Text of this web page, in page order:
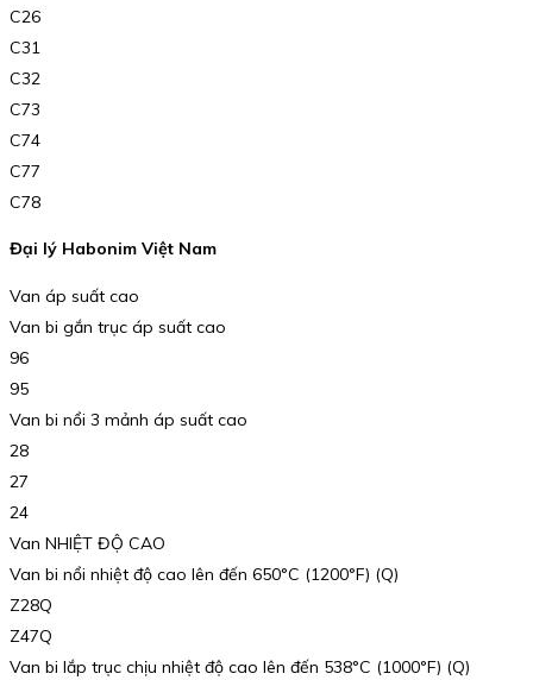
C26
C31
C32
C73
C74
C77
C78
Đại lý Habonim Việt Nam
Van áp suất cao
Van bi gắn trục áp suất cao
96
95
Van bi nổi 3 mảnh áp suất cao
28
27
24
Van NHIỆT ĐỘ CAO
Van bi nổi nhiệt độ cao lên đến 650°C (1200°F) (Q)
Z28Q
Z47Q
Van bi lắp trục chịu nhiệt độ cao lên đến 538°C (1000°F) (Q)